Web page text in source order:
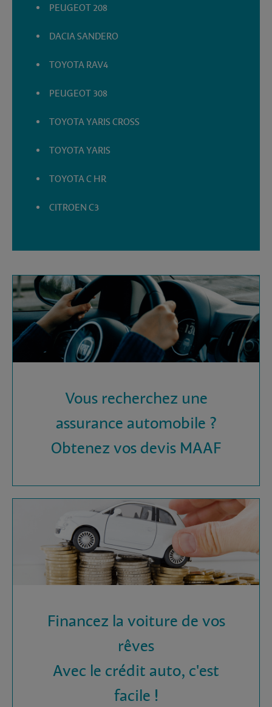
PEUGEOT 208
DACIA SANDERO
TOYOTA RAV4
PEUGEOT 308
TOYOTA YARIS CROSS
TOYOTA YARIS
TOYOTA C HR
CITROEN C3
Vous recherchez une
assurance automobile ?
Obtenez vos devis MAAF
Financez la voiture de vos
rêves
Avec le crédit auto, c'est
facile !